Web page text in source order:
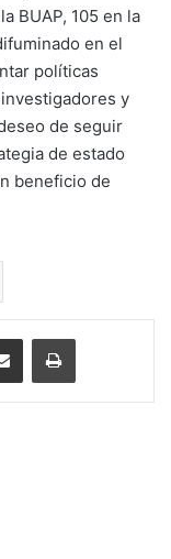
BUAP, 105 en la
en el
políticas
y
de seguir
de estado
beneficio de
Share via Email Print